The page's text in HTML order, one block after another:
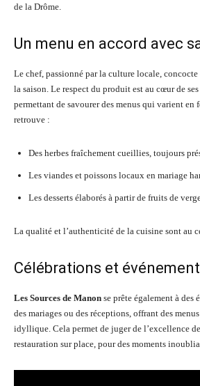
de la Drôme.
Un menu en accord avec
Le chef, passionné par la culture locale, concocte
la saison. Le respect du produit est au cœur de
permettant de savourer des menus qui varient en
retrouve :
Des herbes fraîchement cueillies, toujours
Les viandes et poissons locaux en mariage
Les desserts élaborés à partir de fruits de
La qualité et l’authenticité de la cuisine sont au
Célébrations et
Les Sources de Manon se prête également à des
des mariages ou des réceptions, offrant des
idyllique. Cela permet de juger de l’excellence
restauration sur place, pour des moments